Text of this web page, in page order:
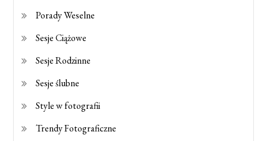
Porady Weselne
Sesje Ciążowe
Sesje Rodzinne
Sesje ślubne
Style w fotografii
Trendy Fotograficzne